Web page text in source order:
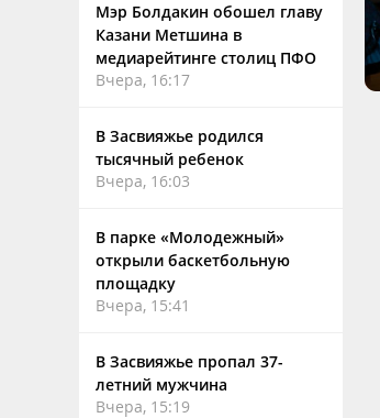
Мэр Болдакин обошел главу
Казани Метшина в
медиарейтинге столиц ПФО
Вчера, 16:17
В Засвияжье родился
тысячный ребенок
Вчера, 16:03
В парке «Молодежный»
открыли баскетбольную
площадку
Вчера, 15:41
В Засвияжье пропал 37-
летний мужчина
Вчера, 15:19